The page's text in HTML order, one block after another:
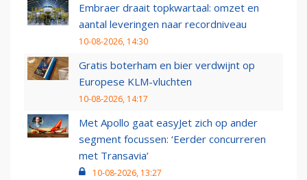
Embraer draait topkwartaal: omzet en
aantal leveringen naar recordniveau
10-08-2026, 14:30
Gratis boterham en bier verdwijnt op
Europese KLM-vluchten
10-08-2026, 14:17
Met Apollo gaat easyJet zich op ander
segment focussen: ‘Eerder concurreren
met Transavia’
10-08-2026, 13:27